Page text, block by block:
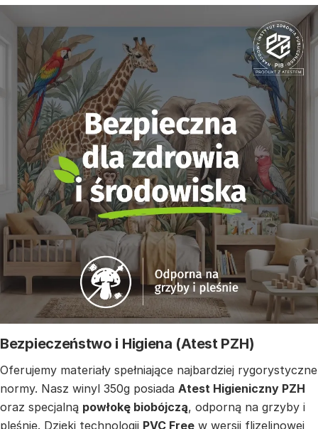
Bezpieczeństwo i Higiena (Atest PZH)
Oferujemy materiały spełniające najbardziej rygorystyczne
normy. Nasz winyl 350g posiada Atest Higieniczny PZH
oraz specjalną powłokę biobójczą, odporną na grzyby i
pleśnie. Dzięki technologii PVC Free w wersji flizelinowej